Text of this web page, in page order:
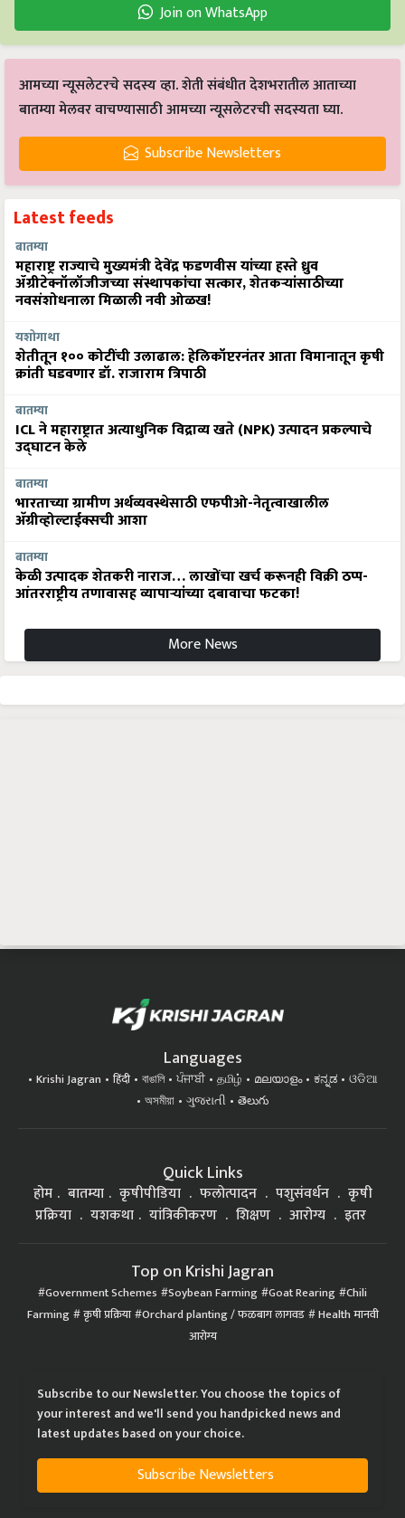
Join on WhatsApp
आमच्या न्यूसलेटरचे सदस्य व्हा. शेती संबंधीत देशभरातील आताच्या
बातम्या मेलवर वाचण्यासाठी आमच्या न्यूसलेटरची सदस्यता घ्या.
Subscribe Newsletters
Latest feeds
बातम्या
महाराष्ट्र राज्याचे मुख्यमंत्री देवेंद्र फडणवीस यांच्या हस्ते ध्रुव
ॲग्रीटेक्नॉलॉजीजच्या संस्थापकांचा सत्कार, शेतकऱ्यांसाठीच्या
नवसंशोधनाला मिळाली नवी ओळख!
यशोगाथा
शेतीतून १०० कोटींची उलाढाल: हेलिकॉप्टरनंतर आता विमानातून कृषी
क्रांती घडवणार डॉ. राजाराम त्रिपाठी
बातम्या
ICL ने महाराष्ट्रात अत्याधुनिक विद्राव्य खते (NPK) उत्पादन प्रकल्पाचे
उद्घाटन केले
बातम्या
भारताच्या ग्रामीण अर्थव्यवस्थेसाठी एफपीओ-नेतृत्वाखालील
अ‍ॅग्रीव्होल्टाईक्सची आशा
बातम्या
केळी उत्पादक शेतकरी नाराज… लाखोंचा खर्च करूनही विक्री ठप्प-
आंतरराष्ट्रीय तणावासह व्यापाऱ्यांच्या दबावाचा फटका!
More News
Languages
Krishi Jagran हिंदी বাঙালি ਪੰਜਾਬੀ தமிழ் മലയാളം ಕನ್ನಡ
ଓଡିଆ
অসমীয়া
ગુજરાતી తెలుగు
Quick Links
होम बातम्या कृषीपीडिया फलोत्पादन पशुसंवर्धन
कृषी
प्रक्रिया
यशकथा यांत्रिकीकरण शिक्षण आरोग्य इतर
Top on Krishi Jagran
Government Schemes Soybean Farming Goat Rearing Chili
Farming कृषी प्रक्रिया Orchard planting / फळबाग लागवड Health मानवी
आरोग्य
Subscribe to our Newsletter. You choose the topics of
your interest and we'll send you handpicked news and
latest updates based on your choice.
Subscribe Newsletters